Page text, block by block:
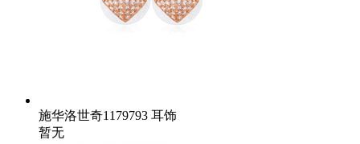
施华洛世奇1179793 耳饰
暂无